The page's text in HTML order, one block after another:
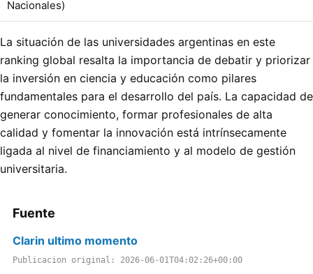
Nacionales)
La situación de las universidades argentinas en este
ranking global resalta la importancia de debatir y priorizar
la inversión en ciencia y educación como pilares
fundamentales para el desarrollo del país. La capacidad de
generar conocimiento, formar profesionales de alta
calidad y fomentar la innovación está intrínsecamente
ligada al nivel de financiamiento y al modelo de gestión
universitaria.
Fuente
Clarin ultimo momento
Publicacion original: 2026-06-01T04:02:26+00:00